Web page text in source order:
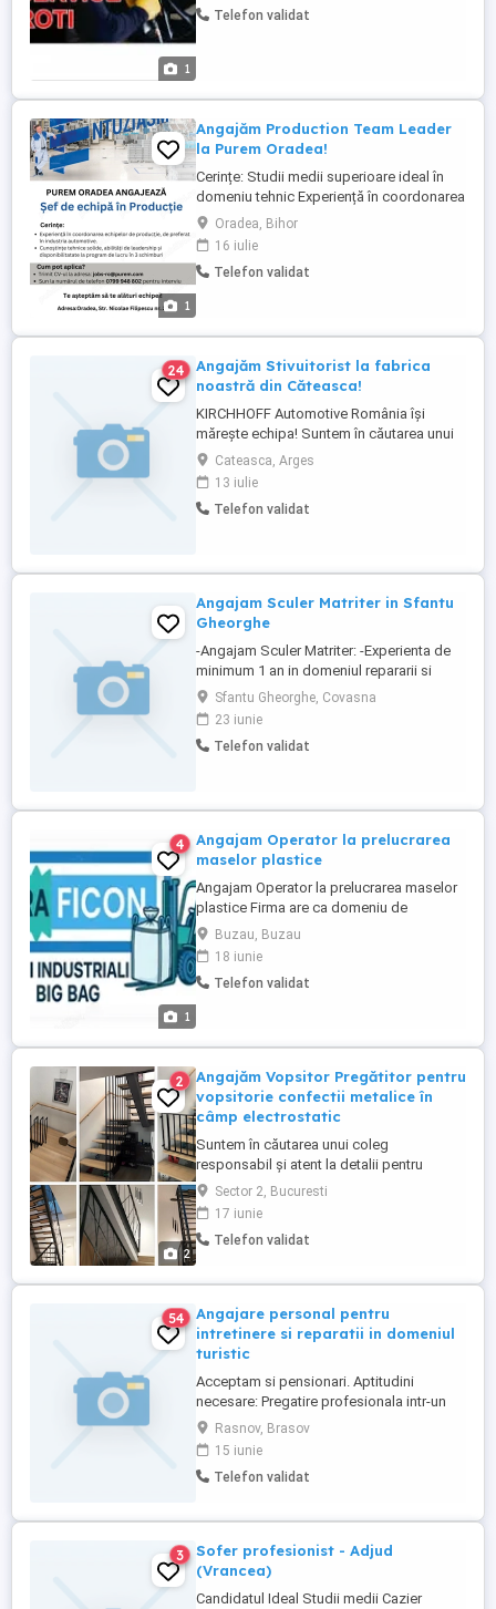
1
de la 4000 lei luna+ ciubuc aproximativ
Telefon validat
1
Angajăm Production Team Leader
la Purem Oradea!
Cerințe: Studii medii superioare ideal în
domeniu tehnic Experiență în coordonarea
unei echipe într-un mediu de producție
Disponibilitate de lucru în 3 schimburi
Cunoștințe de operare în SAP constituie
avantaj Cunoștințe tehnice solide
Oradea, Bihor
16 iulie
Telefon validat
24
Angajăm Stivuitorist la fabrica
noastră din Căteasca!
KIRCHHOFF Automotive România își
mărește echipa! Suntem în căutarea unui
profesionist responsabil și atent la detalii
pentru rolul de Stivuitorist, care să se
alăture fabricii noastre din Căteasca,
județul Argeș. Dacă ai experiență în
Cateasca, Arges
13 iulie
Telefon validat
Angajam Sculer Matriter in Sfantu
Gheorghe
-Angajam Sculer Matriter: -Experienta de
minimum 1 an in domeniul repararii si
intretinerii
matritelor,stantelor,dispozitivelor si
instrumentelor necesare in procesele de
productie industriala. -Disponibilitate de
activitate imediat -Salariu ...
Sfantu Gheorghe, Covasna
23 iunie
Telefon validat
1
4
Angajam Operator la prelucrarea
maselor plastice
Angajam Operator la prelucrarea maselor
plastice Firma are ca domeniu de
activitate fabricarea articolelor de ambalaj
din material plastic. Ce competente si
experienta va califica pentru acest rol: -
studii medii -calificare operator la
Buzau, Buzau
18 iunie
Telefon validat
2
2
Angajăm Vopsitor Pregătitor pentru
vopsitorie confectii metalice în
câmp electrostatic
Suntem în căutarea unui coleg
responsabil și atent la detalii pentru
postul de Vopsitor Pregătitor pentru
vopsitorie confectii metalice în câmp
electrostatic. Responsabilități: Pregătirea
suprafețelor metalice pentru procesul de
mascare); Aplicarea vopselei ...
Sector 2, Bucuresti
17 iunie
Telefon validat
54
Angajare personal pentru
intretinere si reparatii in domeniul
turistic
Acceptam si pensionari. Aptitudini
necesare: Pregatire profesionala intr-un
domeniu tehnic, persoana de încredere,
curata, ordonata, disciplinata si corecta.
Programul: norma intreaga sau jumatate
de norma. Ofermi cazare si masa, daca
Rasnov, jud. Brasov. Pentru ...
Rasnov, Brasov
15 iunie
Telefon validat
3
Sofer profesionist - Adjud
(Vrancea)
Candidatul Ideal Studii medii Cazier